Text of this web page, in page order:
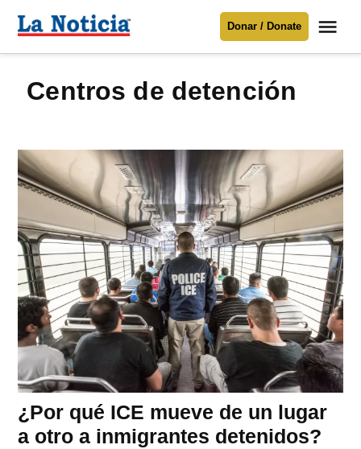
Para mantenerte informado necesitamostu apoyo
contenido
Noticia
Donar / Donate
centros de detención
¿Por qué ICE mueve de un lugar
a otro a inmigrantes detenidos?